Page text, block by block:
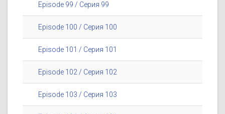
Episode 99 / Серия 99
Episode 100 / Серия 100
Episode 101 / Серия 101
Episode 102 / Серия 102
Episode 103 / Серия 103